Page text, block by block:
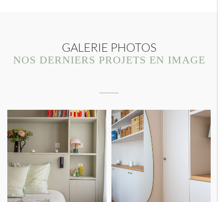
GALERIE PHOTOS
NOS DERNIERS PROJETS EN IMAGE